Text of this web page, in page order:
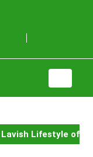
Lavish Lifestyle of